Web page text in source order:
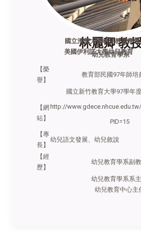
林麗卿 教
幼兒教育學系
國立清華大學幼兒教育學
美國伊利諾大學幼兒教
【榮
譽】
教育部民國97年師培
國立新竹教育大學97學年
【網
站】
http://
PID=15
【專
長】
幼兒語文發展、幼兒敘說
【經
歷】
幼兒教育學系副
幼兒教育學系系
幼兒教育中心主